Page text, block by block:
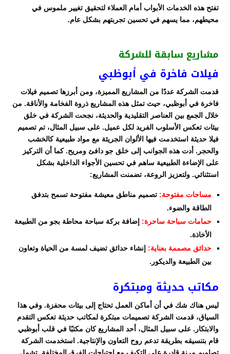
تفتح هذه الخدمات الأبواب أمام العملاء لتحقيق تغيير ملموس في
محيطهم، مما يسهم في تحسين تجربتهم بشكل عام.
مشاريع سابقة للشركة
فيلات فاخرة في أبوظبي
قدمت الشركة عددًا من المشاريع المميزة، ومن أبرزها تصميم فيلات
فاخرة في أبوظبي، حيث تمثل هذه المشاريع ذروة الفخامة والأناقة. من
خلال الجمع بين العناصر التقليدية والحديثة، نجحت الشركة في خلق
بيئات تعكس الأسلوب الفريد لكل عميل. على سبيل المثال، تم تصميم
فيلا حديثة استخدمت فيها الألوان الجريئة مع مواد طبيعية كالخشب
والحجر. أدت هذه الجوانب إلى خلق جو دافئ ومريح. كما أن التركيز
على الإضاءة الطبيعية ساهم في تحسين الأجواء الداخلية بشكل
استثنائي. ولتعزيز الروعة، تضمنت المشاريع:
مساحات مفتوحة: تصميم مناطق معيشة مفتوحة تسمح بتدفق
الطاقة والضوء.
حمامات سباحة ساحرة: إضافة بركة سباحة محاطة بجو من الطبيعة
الأخاذة.
حدائق مصممة بعناية: إنشاء حدائق تضيف لمسة من الحياة وتعاون
بين الطبيعة والديكور.
مكاتب حديثة ومبتكرة
ليس هناك شك في أن أماكن العمل تحتاج إلى بيئات محفزة. وفي هذا
السياق، قدمت الشركة تصميمات مبتكرة لمكاتب حديثة تعكس التقدم
والابتكار. على سبيل المثال، أحد المشاريع كان مكتبًا في قلب أبوظبي
قام بتنسيقه بطريقة تدعم روح التعاون والإنتاجية. استخدمت الشركة